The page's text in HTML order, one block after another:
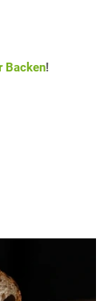
Backen!